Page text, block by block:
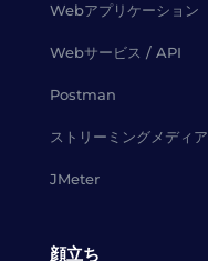
Webアプリケーション
Webサービス / API
Postman
ストリーミングメディア
JMeter
顔立ち